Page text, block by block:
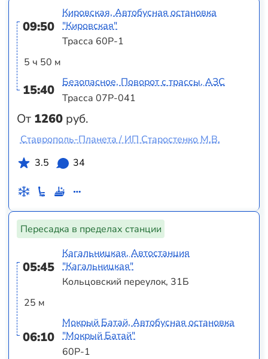
09:50
5 ч 50 м
15:40
От 1260 руб.
Кировская, Автобусная остановка
"Кировская"
Трасса 60Р-1
Безопасное, Поворот с трассы, АЗС
Трасса 07Р-041
Ставрополь-Планета / ИП Старостенко М.В.
3.5
34
Пересадка в пределах станции
05:45
25 м
06:10
Кагальницкая, Автостанция
"Кагальницкая"
Кольцовский переулок, 31Б
Мокрый Батай, Автобусная остановка
"Мокрый Батай"
60Р-1